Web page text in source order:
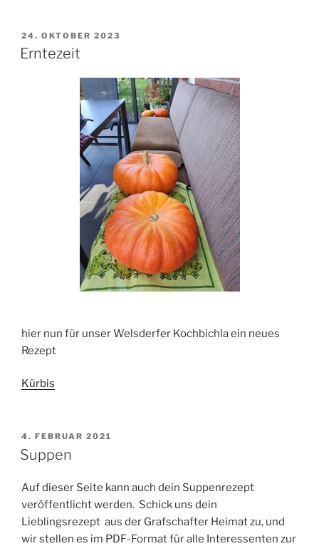
VERÖFFENTLICHT
AM
24. OKTOBER 2023
Erntezeit
hier nun für unser Welsderfer Kochbichla ein neues
Rezept
Kürbis
VERÖFFENTLICHT
AM
4. FEBRUAR 2021
Suppen
Auf dieser Seite kann auch dein Suppenrezept
veröffentlicht werden. Schick uns dein
Lieblingsrezept aus der Grafschafter Heimat zu, und
wir stellen es im PDF-Format für alle Interessenten zur